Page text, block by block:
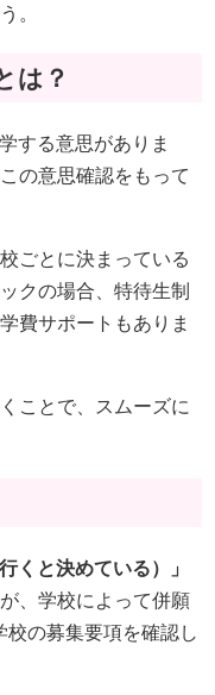
。
は？
する意思がありま
の意思確認をもって
ごとに決まっている
クの場合、特待生制
費サポートもありま
ことで、スムーズに
くと決めている）」
、学校によって併願
の募集要項を確認し